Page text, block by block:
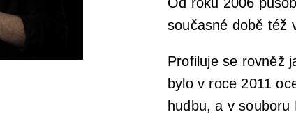
současné době též
Profiluje se rovněž
bylo v roce 2011
hudbu, a v